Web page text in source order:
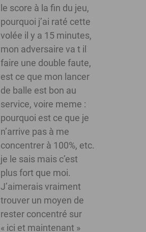
le score à la fin du jeu,
pourquoi j’ai raté cette
volée il y a 15 minutes,
mon adversaire va t il
faire une double faute,
est ce que mon lancer
de balle est bon au
service, voire meme :
pourquoi est ce que je
n’arrive pas à me
concentrer à 100%, etc.
je le sais mais c’est
plus fort que moi.
J’aimerais vraiment
trouver un moyen de
rester concentré sur
« ici et maintenant »